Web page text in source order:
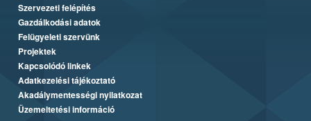
Szervezeti felépítés
Gazdálkodási adatok
Felügyeleti szervünk
Projektek
Kapcsolódó linkek
Adatkezelési tájékoztató
Akadálymentességi nyilatkozat
Üzemeltetési információ